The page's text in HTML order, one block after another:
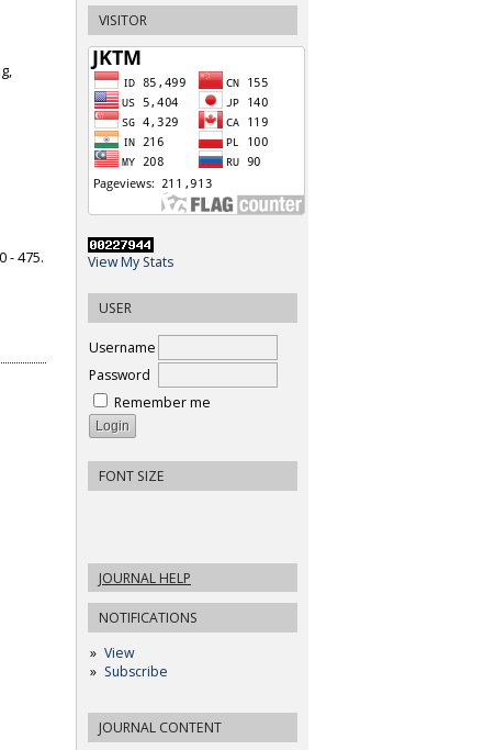
VISITOR
View My Stats
USER
Username
Password
Remember me
FONT SIZE
JOURNAL HELP
NOTIFICATIONS
View
Subscribe
JOURNAL CONTENT
- 475.